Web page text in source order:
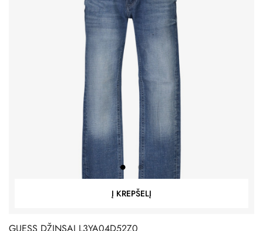
Į KREPŠELĮ
GUESS DŽINSAI L3YA04D52Z0